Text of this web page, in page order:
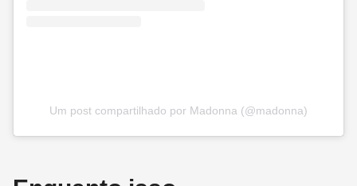
Um post compartilhado por Madonna (@madonna)